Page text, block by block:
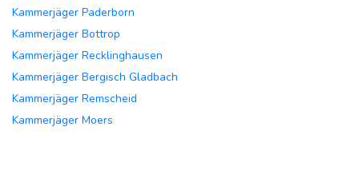
Kammerjäger Paderborn
Kammerjäger Bottrop
Kammerjäger Recklinghausen
Kammerjäger Bergisch Gladbach
Kammerjäger Remscheid
Kammerjäger Moers